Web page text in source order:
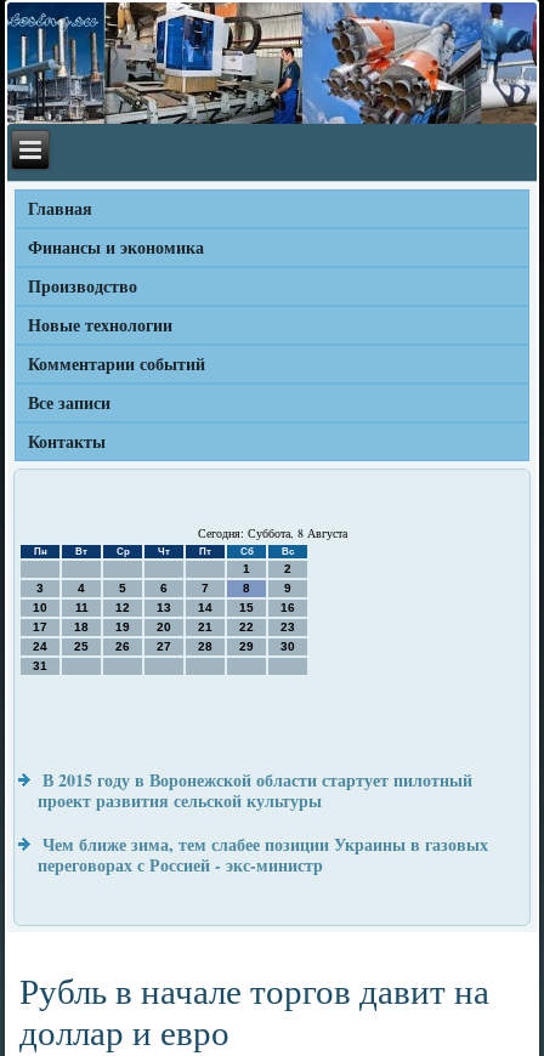
Главная
Финансы и экономика
Производство
Новые технологии
Комментарии событий
Все записи
Контакты
Сегодня: Суббота, 8 Августа
Пн Вт Ср Чт Пт Сб Вс
1
2
3
4 5 6 7 8
9
10
11 12 13 14 15
16
17
18 19 20 21 22
23
24
25 26 27 28 29
30
31
В 2015 году в Воронежской области стартует пилотный
проект развития сельской культуры
Чем ближе зима, тем слабее позиции Украины в газовых
переговорах с Россией - экс-министр
Рубль в начале торгов давит на
доллар и евро